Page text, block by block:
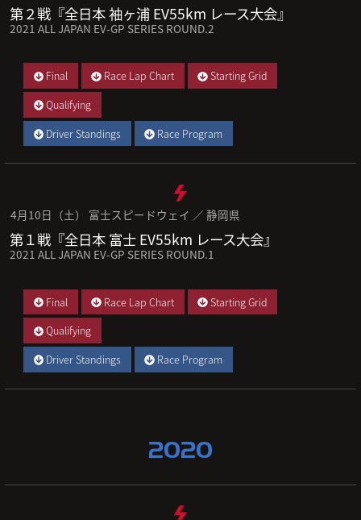
第２戦『全日本 袖ヶ浦 EV55km レース大会』
2021 ALL JAPAN EV-GP SERIES ROUND.2
Final Race Lap Chart
Starting Grid
Qualifying
Driver Standings
Race Program
4月10日（土） 富士スピードウェイ ／ 静岡県
第１戦『全日本 富士 EV55km レース大会』
2021 ALL JAPAN EV-GP SERIES ROUND.1
Final Race Lap Chart
Starting Grid
Qualifying
Driver Standings
Race Program
2020